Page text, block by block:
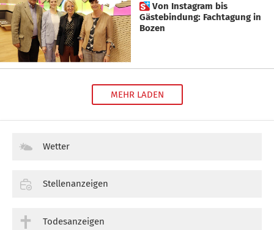
 Von Instagram bis
Gästebindung: Fachtagung in
Bozen
MEHR LADEN
Wetter
Stellenanzeigen
Todesanzeigen